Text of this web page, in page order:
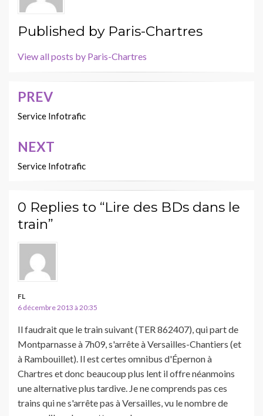
Published by Paris-Chartres
View all posts by Paris-Chartres
Navigation
de
l’article
PREV
Service Infotrafic
NEXT
Service Infotrafic
0 Replies to “Lire des BDs dans le
train”
FL
6 décembre 2013 à 20:35
Il faudrait que le train suivant (TER 862407), qui part de
Montparnasse à 7h09, s'arrête à Versailles-Chantiers (et
à Rambouillet). Il est certes omnibus d'Épernon à
Chartres et donc beaucoup plus lent il offre néanmoins
une alternative plus tardive. Je ne comprends pas ces
trains qui ne s'arrête pas à Versailles, vu le nombre de